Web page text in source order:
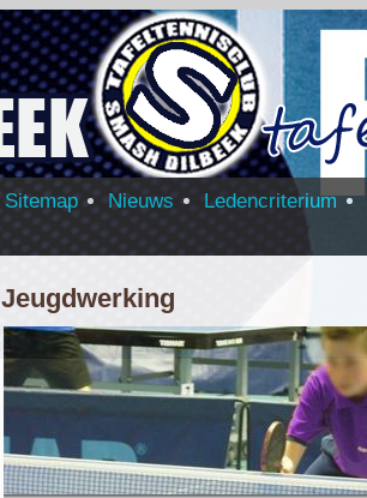
Sitemap Nieuws Ledencriterium
Jeugdwerking